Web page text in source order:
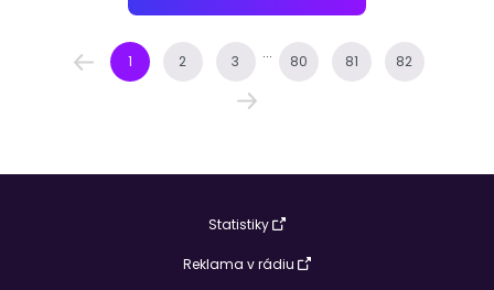
1 2 3 ... 80 81 82
Statistiky
Reklama v rádiu